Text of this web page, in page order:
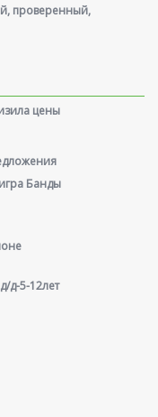
проверенный,
цены
Банды
д-5-12лет